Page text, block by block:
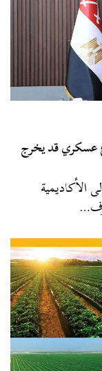
عسكري قد يخرج
الأكاديمية